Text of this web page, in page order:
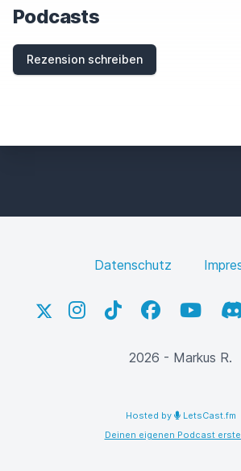
Podcasts
Rezension schreiben
Datenschutz
X InstagramTikTokFacebookYouTube
2026 - Markus R.
Hosted by
LetsCast.fm
Deinen eigenen Podcast